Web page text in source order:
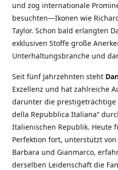
und zog internationale
besuchten—Ikonen wie
Taylor. Schon bald erlangten
exklusiven Stoffe große
Unterhaltungsbranche und
Seit fünf Jahrzehnten steht
Exzellenz und hat zahlreiche
darunter die prestigeträchtige
della Repubblica Italiana“
Italienischen Republik. Heute
Perfektion fort, unterstützt
Barbara und Gianmarco,
derselben Leidenschaft die